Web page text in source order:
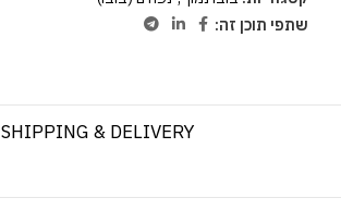
שתפי תוכן זה:
SHIPPING & DELIVERY